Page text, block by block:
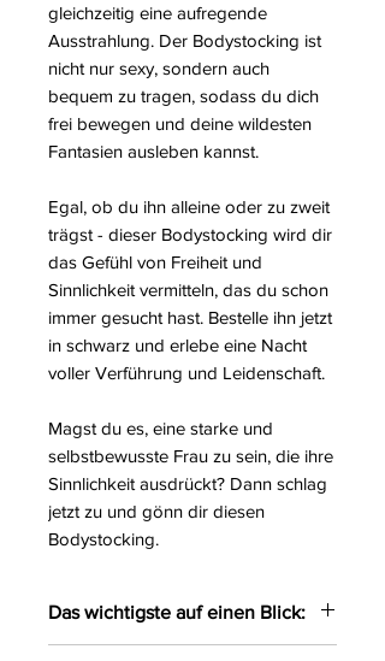
gleichzeitig eine aufregende
Ausstrahlung. Der Bodystocking ist
nicht nur sexy, sondern auch
bequem zu tragen, sodass du dich
frei bewegen und deine wildesten
Fantasien ausleben kannst.
Egal, ob du ihn alleine oder zu zweit
trägst - dieser Bodystocking wird dir
das Gefühl von Freiheit und
Sinnlichkeit vermitteln, das du schon
immer gesucht hast. Bestelle ihn jetzt
in schwarz und erlebe eine Nacht
voller Verführung und Leidenschaft.
Magst du es, eine starke und
selbstbewusste Frau zu sein, die ihre
Sinnlichkeit ausdrückt? Dann schlag
jetzt zu und gönn dir diesen
Bodystocking.
Das wichtigste auf einen Blick: